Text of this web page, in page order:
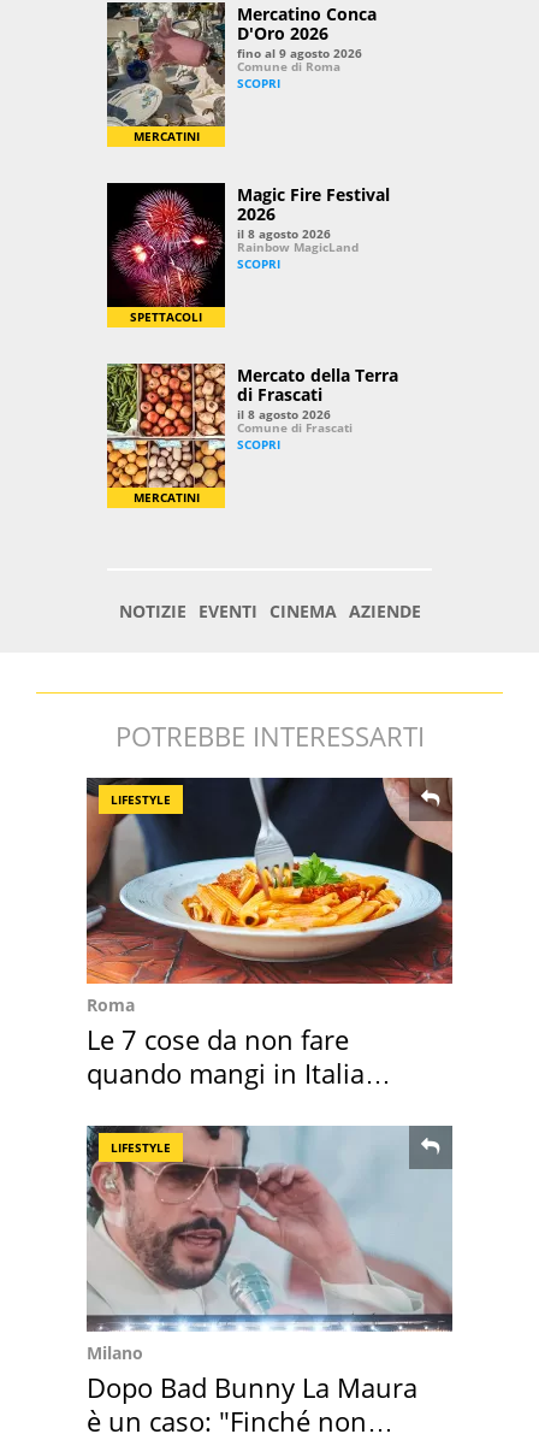
POTREBBE INTERESSARTI
LIFESTYLE
Roma
Le 7 cose da non fare
quando mangi in Italia
LIFESTYLE
Milano
Dopo Bad Bunny La Maura
è un caso: "Finché non